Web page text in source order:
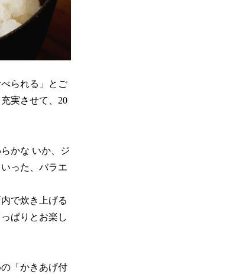
られる」とご
実させて、20
かな いか、ジ
った、バラエ
で炊き上げる
ぱりとお楽し
「かきあげ付